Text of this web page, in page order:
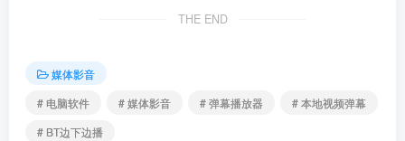
THE END
媒体影音
# 电脑软件
# 媒体影音 # 弹幕播放器
# 本地视频弹幕
# BT边下边播